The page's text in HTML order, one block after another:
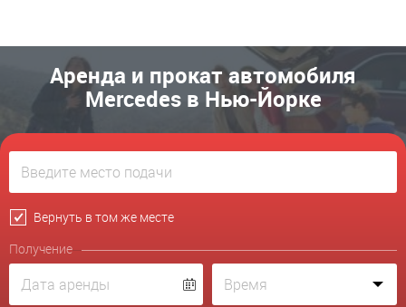
Аренда и прокат автомобиля
Mercedes в Нью-Йорке
Вернуть в том же месте
Получение